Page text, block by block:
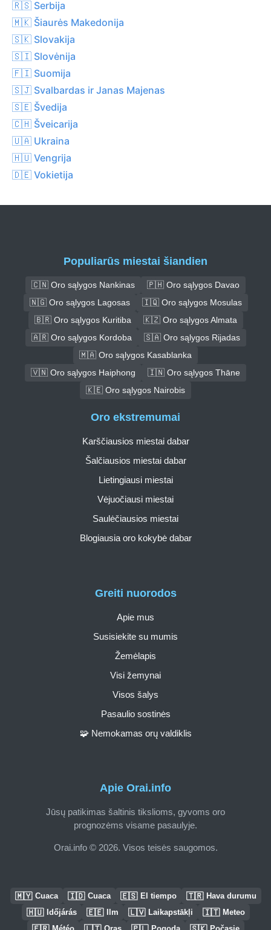
🇷🇸 Serbija
🇲🇰 Šiaurės Makedonija
🇸🇰 Slovakija
🇸🇮 Slovėnija
🇫🇮 Suomija
🇸🇯 Svalbardas ir Janas Majenas
🇸🇪 Švedija
🇨🇭 Šveicarija
🇺🇦 Ukraina
🇭🇺 Vengrija
🇩🇪 Vokietija
Populiarūs miestai šiandien
🇨🇳 Oro sąlygos Nankinas
🇵🇭 Oro sąlygos Davao
🇳🇬 Oro sąlygos Lagosas
🇮🇶 Oro sąlygos Mosulas
🇧🇷 Oro sąlygos Kuritiba
🇰🇿 Oro sąlygos Almata
🇦🇷 Oro sąlygos Kordoba
🇸🇦 Oro sąlygos Rijadas
🇲🇦 Oro sąlygos Kasablanka
🇻🇳 Oro sąlygos Haiphong
🇮🇳 Oro sąlygos Thāne
🇰🇪 Oro sąlygos Nairobis
Apie Orai.info
Jūsų patikimas šaltinis tikslioms, gyvoms oro
prognozėms visame pasaulyje.
Orai.info © 2026. Visos teisės saugomos.
Greiti nuorodos
Apie mus
Susisiekite su mumis
Žemėlapis
Visi žemynai
Visos šalys
Pasaulio sostinės
🧩 Nemokamas orų valdiklis
Oro ekstremumai
Karščiausios miestai dabar
Šalčiausios miestai dabar
Lietingiausi miestai
Vėjuočiausi miestai
Saulėčiausios miestai
Blogiausia oro kokybė dabar
🇲🇾 Cuaca 🇮🇩 Cuaca 🇪🇸 El tiempo 🇹🇷 Hava durumu
🇭🇺 Időjárás 🇪🇪 Ilm 🇱🇻 Laikapstākļi 🇮🇹 Meteo